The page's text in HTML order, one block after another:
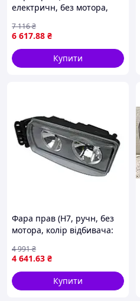
електричн, без мотора,
MAGNUM 05.00-
TRUCKLIGHT HL-RV006R
6 617.88 ₴
7 116₴
Купити
Фара прав (H7, ручн, без
мотора, колір відбивача:
III, EUROFIRE II, EUROTECH
MT, STRALIS I, TRAKKER I,
4 641.63 ₴
4 991₴
Купити